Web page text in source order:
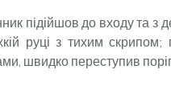
підійшов до входу та з
руці з тихим скрипом;
швидко переступив